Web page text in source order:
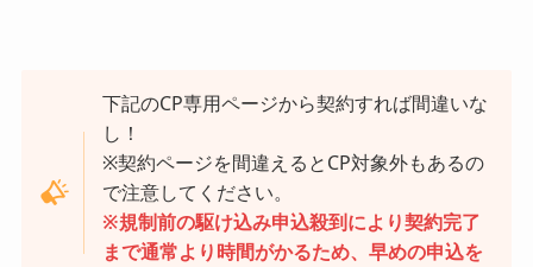
下記のCP専用ページから契約すれば間違いな
し！
※契約ページを間違えるとCP対象外もあるの
で注意してください。
※規制前の駆け込み申込殺到により契約完了
まで通常より時間がかるため、早めの申込を